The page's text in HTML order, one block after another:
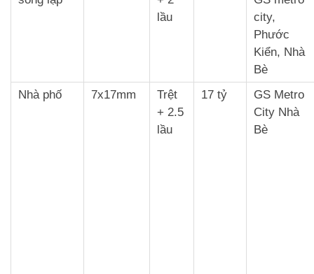
lầu
city,
Phước
Kiển, Nhà
Bè
Nhà phố
7x17mm
Trệt
+ 2.5
lầu
17 tỷ
GS Metro
City Nhà
Bè